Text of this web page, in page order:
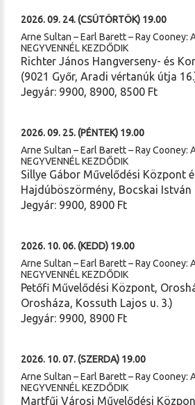
2026. 09. 24. (CSÜTÖRTÖK) 19.00
Arne Sultan – Earl Barett – Ray Cooney: A
NEGYVENNÉL KEZDŐDIK
Richter János Hangverseny- és
(9021 Győr, Aradi vértanúk útja
Jegyár: 9900, 8900, 8500 Ft
2026. 09. 25. (PÉNTEK) 19.00
Arne Sultan – Earl Barett – Ray Cooney: A
NEGYVENNÉL KEZDŐDIK
Sillye Gábor Művelődési Központ
Hajdúböszörmény, Bocskai István
Jegyár: 9900, 8900 Ft
2026. 10. 06. (KEDD) 19.00
Arne Sultan – Earl Barett – Ray Cooney: A
NEGYVENNÉL KEZDŐDIK
Petőfi Művelődési Központ,
Orosháza, Kossuth Lajos u. 3.)
Jegyár: 9900, 8900 Ft
2026. 10. 07. (SZERDA) 19.00
Arne Sultan – Earl Barett – Ray Cooney: A
NEGYVENNÉL KEZDŐDIK
Martfűi Városi Művelődési